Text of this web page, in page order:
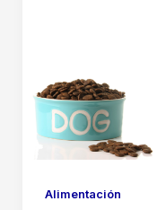
Alimentación